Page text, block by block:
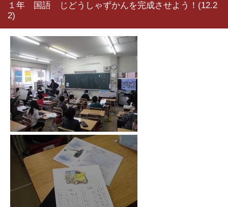
１年 国語 じどうしゃずかんを完成させよう！(12.2
2)